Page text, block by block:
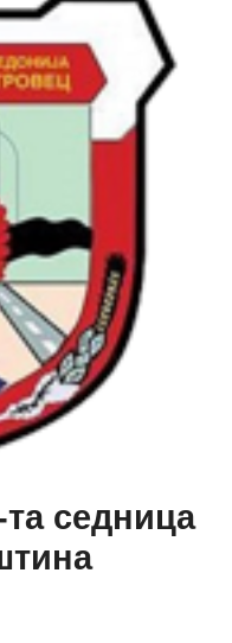
за
4-
та
седница
Општина
Петровец
седница